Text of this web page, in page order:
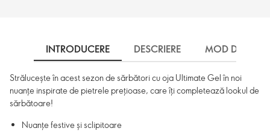
INTRODUCERE DESCRIERE MOD DE
Strălucește în acest sezon de sărbători cu oja Ultimate Gel în noi
nuanțe inspirate de pietrele prețioase, care îți completează lookul de
sărbătoare!
Nuanțe festive și sclipitoare